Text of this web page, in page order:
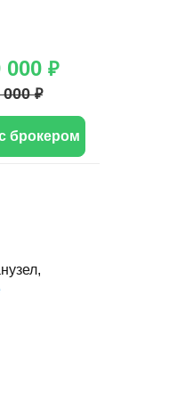
000 ₽
000 ₽
брокером